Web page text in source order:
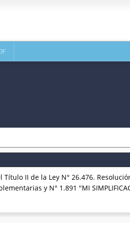
II de la Ley N° 26.476.
y N° 1.891 "MI